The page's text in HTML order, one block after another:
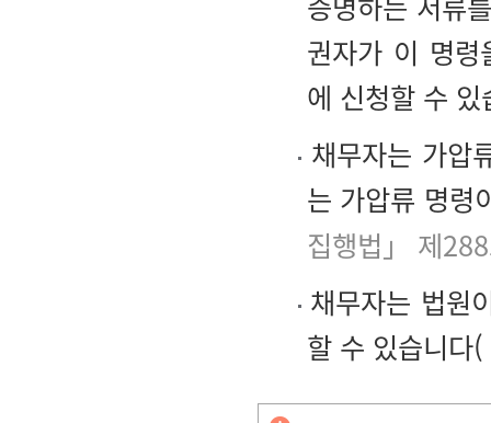
권자가 이 명령
에 신청할 수 있
채무자는 가압
는 가압류 명령
집행법」 제
채무자는 법원
할 수 있습니다(